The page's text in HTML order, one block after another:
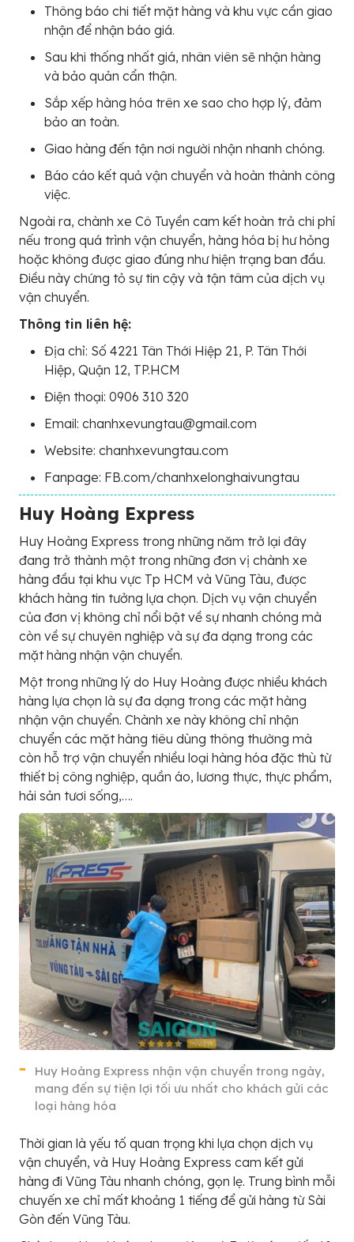
Thông báo chi tiết mặt hàng và khu vực cần giao
nhận để nhận báo giá.
Sau khi thống nhất giá, nhân viên sẽ nhận hàng
và bảo quản cẩn thận.
Sắp xếp hàng hóa trên xe sao cho hợp lý, đảm
bảo an toàn.
Giao hàng đến tận nơi người nhận nhanh chóng.
Báo cáo kết quả vận chuyển và hoàn thành công
việc.
Ngoài ra, chành xe Cô Tuyền cam kết hoàn trả chi phí
nếu trong quá trình vận chuyển, hàng hóa bị hư hỏng
hoặc không được giao đúng như hiện trạng ban đầu.
Điều này chứng tỏ sự tin cậy và tận tâm của dịch vụ
vận chuyển.
Thông tin liên hệ:
Địa chỉ: Số 4221 Tân Thới Hiệp 21, P. Tân Thới
Hiệp, Quận 12, TP.HCM
Điện thoại: 0906 310 320
Email: chanhxevungtau@gmail.com
Website: chanhxevungtau.com
Fanpage: FB.com/chanhxelonghaivungtau
Huy Hoàng Express
Huy Hoàng Express trong những năm trở lại đây
đang trở thành một trong những đơn vị chành xe
hàng đầu tại khu vực Tp HCM và Vũng Tàu, được
khách hàng tin tưởng lựa chọn. Dịch vụ vận chuyển
của đơn vị không chỉ nổi bật về sự nhanh chóng mà
còn về sự chuyên nghiệp và sự đa dạng trong các
mặt hàng nhận vận chuyển.
Một trong những lý do Huy Hoàng được nhiều khách
hàng lựa chọn là sự đa dạng trong các mặt hàng
nhận vận chuyển. Chành xe này không chỉ nhận
chuyển các mặt hàng tiêu dùng thông thường mà
còn hỗ trợ vận chuyển nhiều loại hàng hóa đặc thù từ
thiết bị công nghiệp, quần áo, lương thực, thực phẩm,
hải sản tươi sống,….
Huy Hoàng Express nhận vận chuyển trong ngày,
mang đến sự tiện lợi tối ưu nhất cho khách gửi các
loại hàng hóa
Thời gian là yếu tố quan trọng khi lựa chọn dịch vụ
vận chuyển, và Huy Hoàng Express cam kết gửi
hàng đi Vũng Tàu nhanh chóng, gọn lẹ. Trung bình mỗi
chuyến xe chỉ mất khoảng 1 tiếng để gửi hàng từ Sài
Gòn đến Vũng Tàu.